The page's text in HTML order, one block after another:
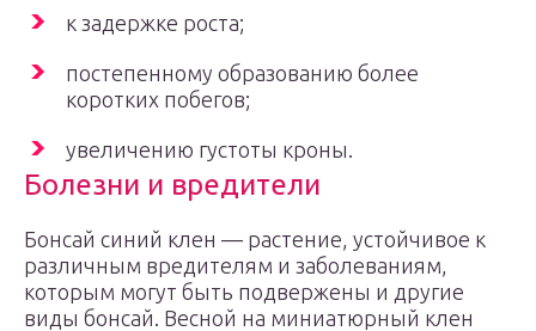
к задержке роста;
постепенному образованию более
коротких побегов;
увеличению густоты кроны.
Болезни и вредители
Бонсай синий клен — растение, устойчивое к
различным вредителям и заболеваниям,
которым могут быть подвержены и другие
виды бонсай. Весной на миниатюрный клен